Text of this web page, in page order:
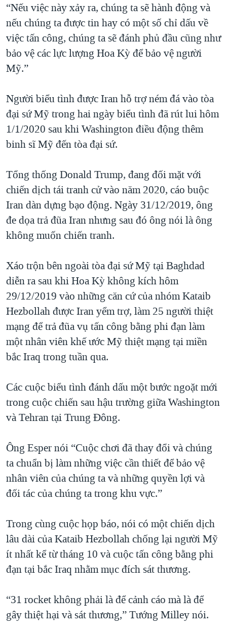
“Nếu việc này xảy ra, chúng ta sẽ hành động và
nếu chúng ta được tin hay có một số chỉ dấu về
việc tấn công, chúng ta sẽ đánh phủ đầu cũng như
bảo vệ các lực lượng Hoa Kỳ để bảo vệ người
Mỹ.”
Người biểu tình được Iran hỗ trợ ném đá vào tòa
đại sứ Mỹ trong hai ngày biểu tình đã rút lui hôm
1/1/2020 sau khi Washington điều động thêm
binh sĩ Mỹ đến tòa đại sứ.
Tổng thống Donald Trump, đang đối mặt với
chiến dịch tái tranh cử vào năm 2020, cáo buộc
Iran dàn dựng bạo động. Ngày 31/12/2019, ông
đe dọa trả đũa Iran nhưng sau đó ông nói là ông
không muốn chiến tranh.
Xáo trộn bên ngoài tòa đại sứ Mỹ tại Baghdad
diễn ra sau khi Hoa Kỳ không kích hôm
29/12/2019 vào những căn cứ của nhóm Kataib
Hezbollah được Iran yểm trợ, làm 25 người thiệt
mạng để trả đũa vụ tấn công bằng phi đạn làm
một nhân viên khế ước Mỹ thiệt mạng tại miền
bắc Iraq trong tuần qua.
Các cuộc biểu tình đánh dấu một bước ngoặt mới
trong cuộc chiến sau hậu trường giữa Washington
và Tehran tại Trung Đông.
Ông Esper nói “Cuộc chơi đã thay đổi và chúng
ta chuẩn bị làm những việc cần thiết để bảo vệ
nhân viên của chúng ta và những quyền lợi và
đối tác của chúng ta trong khu vực.”
Trong cùng cuộc họp báo, nói có một chiến dịch
lâu dài của Kataib Hezbollah chống lại người Mỹ
ít nhất kể từ tháng 10 và cuộc tấn công bằng phi
đạn tại bắc Iraq nhằm mục đích sát thương.
“31 rocket không phải là để cảnh cáo mà là để
gây thiệt hại và sát thương,” Tướng Milley nói.